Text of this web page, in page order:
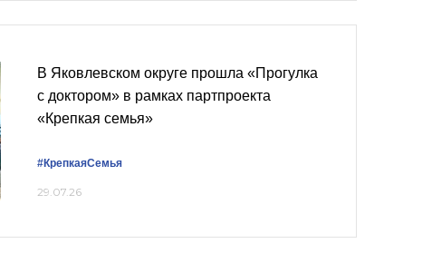
В Яковлевском округе прошла «Прогулка
с доктором» в рамках партпроекта
«Крепкая семья»
#КрепкаяСемья
29.07.26